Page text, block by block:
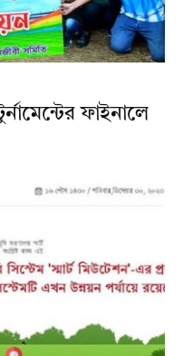
ফাইনালে